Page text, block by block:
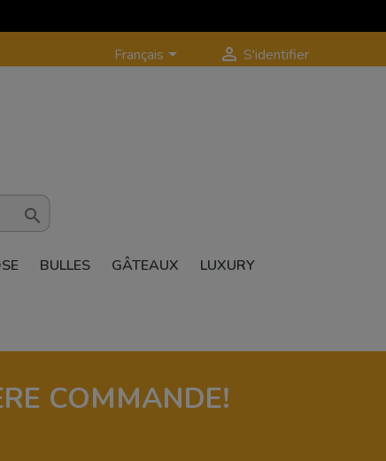
Français  S'identifier

BULLES GÂTEAUX
LUXURY
COMMANDE!